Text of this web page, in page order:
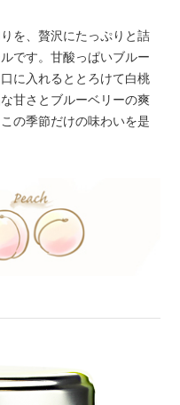
を、贅沢にたっぷりと詰
です。甘酸っぱいブルー
に入れるととろけて白桃
甘さとブルーベリーの爽
の季節だけの味わいを是